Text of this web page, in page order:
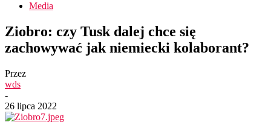
Media
Ziobro: czy Tusk dalej chce się
zachowywać jak niemiecki kolaborant?
Przez
wds
-
26 lipca 2022